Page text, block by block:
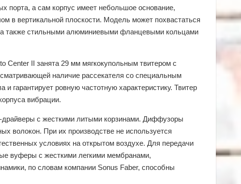
порта, а сам корпус имеет небольшое основание,
в вертикальной плоскости. Модель может похвастаться
также стильными алюминиевыми фланцевыми кольцами
Center II занята 29 мм мягкокупольным твитером с
наличие рассекателя со специальным
гарантирует ровную частотную характеристику. Твитер
вибрации.
с жесткими литыми корзинами. Диффузоры
волокон. При их производстве не используется
условиях на открытом воздухе. Для передачи
вуферы с жесткими легкими мембранами,
по словам компании Sonus Faber, способны